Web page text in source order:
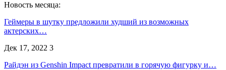
Новость месяца:
Геймеры в шутку предложили худший из возможных
актерских…
Дек 17, 2022 3
Райдэн из Genshin Impact превратили в горячую фигурку и…